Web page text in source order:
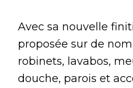
Avec sa nouvelle
proposée sur de
robinets, lavabos,
douche, parois et